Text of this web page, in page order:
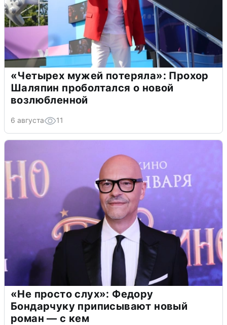
«Четырех мужей потеряла»: Прохор
Шаляпин проболтался о новой
возлюбленной
6 августа 11
«Не просто слух»: Федору
Бондарчуку приписывают новый
роман — с кем